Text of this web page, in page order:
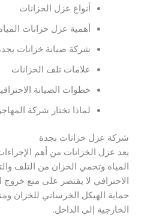
أنواع عزل الخزانات
أهمية عزل خزانات
شركة صيانة خزانات
علامات تلف الخزانات
خطوات الصيانة
لماذا تختار شركة
شركة عزل خزانات بجدة
يعد عزل الخزانات من أهم
المياه وتحمي الخزان من التلف
الاحترافي لا يقتصر على منع
حماية الهيكل الخرساني للخزان
الخارجية إلى الداخل.